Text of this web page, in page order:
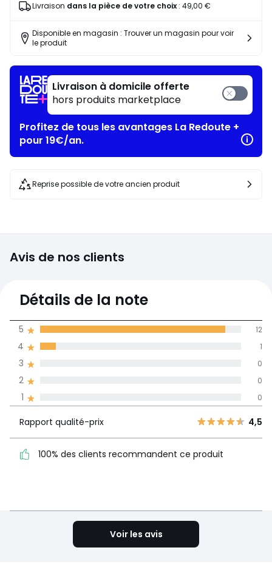
Livraison dans la pièce de votre choix: 49,00 €
Disponible en magasin : Trouver un magasin pour voir
le produit
Livraison à domicile offerte
hors produits marketplace
Profitez de tous les avantages La Redoute +
pour 19€/an.
Reprise possible de votre ancien produit
Avis de nos clients
4,9
moyenne des avis
dans toutes les
2 0
3 0
4
5 4,5
recommandent ce produit
Détails de la note
1 0
2 0
3 0
4 1
5 12
Rapport qualité-prix 4,5
100% des clients recommandent ce produit
Voir les avis